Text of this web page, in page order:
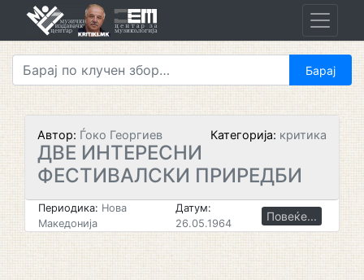
Автор: Ѓоко Георгиев Категорија: критика
ДВЕ ИНТЕРЕСНИ
ФЕСТИВАЛСКИ ПРИРЕДБИ
Периодика: Нова
Македонија
Датум:
26.05.1964
Повеќе...